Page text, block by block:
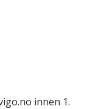
innen 1.